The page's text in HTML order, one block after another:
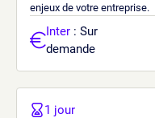
enjeux de votre entreprise.
Inter : Sur
demande
1 jour